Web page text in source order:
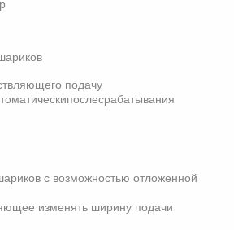
подачу
с возможностью отложенной
изменять ширину подачи